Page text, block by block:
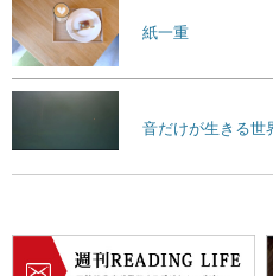
紙一重
音だけが生きる世